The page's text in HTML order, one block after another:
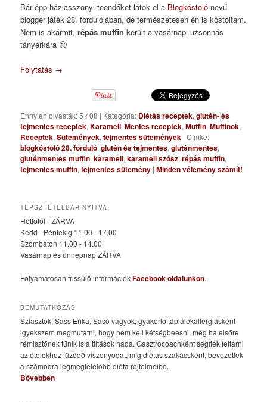
Bár épp háziasszonyi teendőket látok el a Blogkóstoló nevű
blogger játék 28. fordulójában, de természetesen én is kóstoltam.
Nem is akármit,répás muffin került a vasárnapi uzsonnás
tányérkára 🙂
Folytatás →
Ennyien olvasták: 5 408 | Kategória: Diétás receptek,glutén- és
tejmentes receptek,Karamell,Mentes receptek,Muffin,Muffinok,
Receptek,Sütemények,tejmentes sütemények |Címke:
blogkóstoló 28. forduló,glutén és tejmentes,gluténmentes,
gluténmentes muffin,karamell,karamell szósz,répás muffin,
tejmentes muffin,tejmentes sütemény |Minden vélemény számít!
TEPSZI ÉTELBÁR NYITVA:
Hétfőtől - ZÁRVA
Kedd - Péntekig 11.00 - 17.00
Szombaton 11.00 - 14.00
Vasárnap és ünnepnap ZÁRVA
Folyamatosan frissülő információkFacebook oldalunkon.
BEMUTATKOZÁS
Sziasztok, Sass Erika, Sasó vagyok, gyakorló táplálékallergiásként
igyekszem megmutatni, hogy nem kell kétségbeesni, még ha elsőre
rémisztőnek tűnik is a tiltások hada. Gasztrocoachként segítek feltárni
az ételekhez fűződő viszonyodat, míg diétás szakácsként, bevezetlek
a számodra legmegfelelőbb diéta rejtelmeibe.
Bővebben